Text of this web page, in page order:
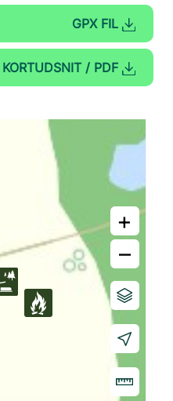
GPX FIL
KORTUDSNIT / PDF
+
–